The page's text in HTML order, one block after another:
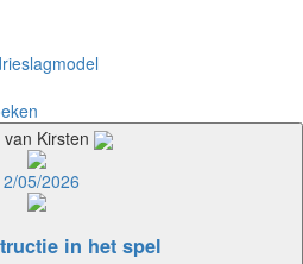
Kirsten
05/2026
in het spel